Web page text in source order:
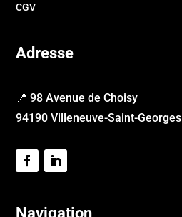
CGV
Adresse
📍 98 Avenue de Choisy
94190 Villeneuve-Saint-Georges
Navigation